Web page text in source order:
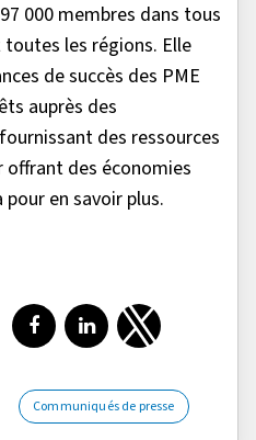
000 membres dans tous
les régions. Elle
de succès des PME
auprès des
des ressources
offrant des économies
en savoir plus.
Partager sur Facebook
Partager surPartager sur
Communiqués de presse